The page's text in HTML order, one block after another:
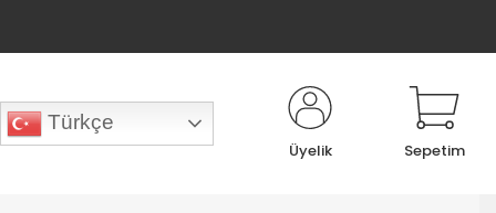
Türkçe
Üyelik Sepetim